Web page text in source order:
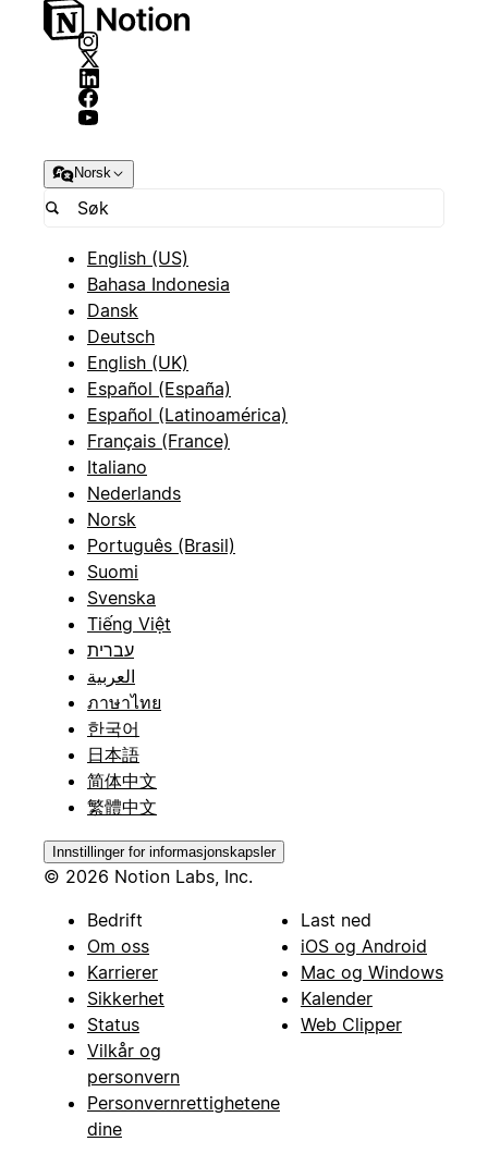
Norsk
English (US)
Bahasa Indonesia
Dansk
Deutsch
English (UK)
Español (España)
Español (Latinoamérica)
Français (France)
Italiano
Nederlands
Norsk
Português (Brasil)
Suomi
Svenska
Tiếng Việt
עברית
العربية
ภาษาไทย
한국어
日本語
简体中文
繁體中文
Innstillinger for informasjonskapsler
© 2026 Notion Labs, Inc.
Bedrift
Om oss
Karrierer
Sikkerhet
Status
Vilkår og
personvern
Personvernrettighetene
dine
Last ned
iOS og Android
Mac og Windows
Kalender
Web Clipper